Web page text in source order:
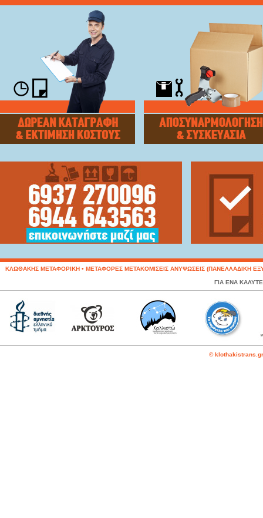
ΚΛΩΘΑΚΗΣ ΜΕΤΑΦΟΡΙΚΗ • ΜΕΤΑΦΟΡΕΣ ΜΕΤΑΚΟΜΙΣΕΙΣ ΑΝΥΨΩΣΕΙΣ (ΠΑΝΕΛΛΑΔΙΚΗ
ΓΙΑ ΕΝΑ
©